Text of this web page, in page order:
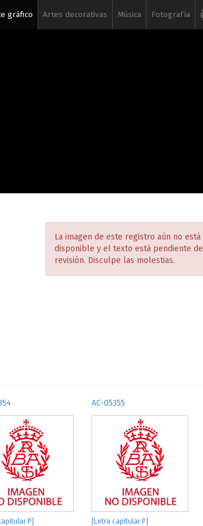
gráfico Artes decorativas Música Fotografía
La imagen de este registro aún no está
disponible y el texto está pendiente de
revisión. Disculpe las molestias.
P]
AC-05355
[Letra capitular P]